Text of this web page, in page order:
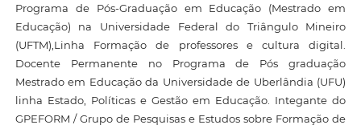
Programa de Pós-Graduação em Educação (Mestrado em
Educação) na Universidade Federal do Triângulo Mineiro
(UFTM),Linha Formação de professores e cultura digital.
Docente Permanente no Programa de Pós graduação
Mestrado em Educação da Universidade de Uberlândia (UFU)
linha Estado, Políticas e Gestão em Educação. Integante do
GPEFORM / Grupo de Pesquisas e Estudos sobre Formação de